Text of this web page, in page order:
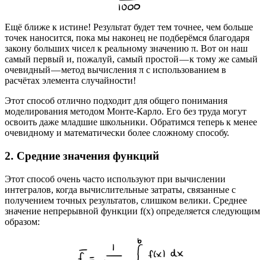
Ещё ближе к истине! Результат будет тем точнее, чем больше
точек наносится, пока мы наконец не подберёмся благодаря
закону больших чисел к реальному значению π. Вот он наш
самый первый и, пожалуй, самый простой — к тому же самый
очевидный — метод вычисления π с использованием в
расчётах элемента случайности!
Этот способ отлично подходит для общего понимания
моделирования методом Монте-Карло. Его без труда могут
освоить даже младшие школьники. Обратимся теперь к менее
очевидному и математически более сложному способу.
2. Средние значения функций
Этот способ очень часто используют при вычислении
интегралов, когда вычислительные затраты, связанные с
получением точных результатов, слишком велики. Среднее
значение непрерывной функции f(x) определяется следующим
образом: